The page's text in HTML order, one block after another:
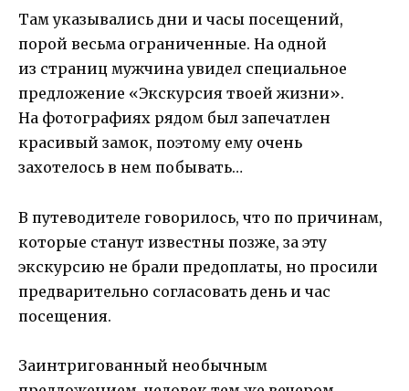
Там указывались дни и часы посещений,
порой весьма ограниченные. На одной
из страниц мужчина увидел специальное
предложение «Экскурсия твоей жизни».
На фотографиях рядом был запечатлен
красивый замок, поэтому ему очень
захотелось в нем побывать…
В путеводителе говорилось, что по причинам,
которые станут известны позже, за эту
экскурсию не брали предоплаты, но просили
предварительно согласовать день и час
посещения.
Заинтригованный необычным